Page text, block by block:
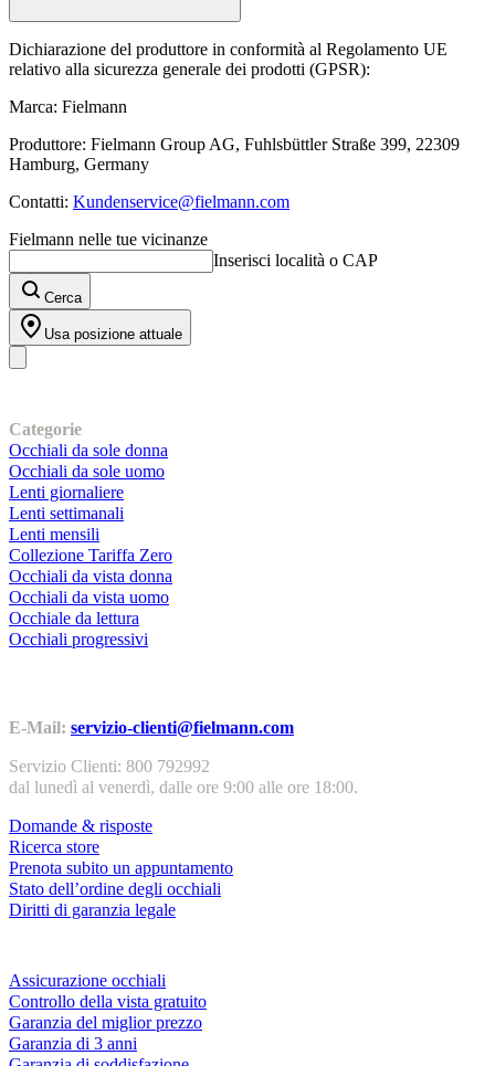
Dichiarazione del produttore in conformità al Regolamento UE
relativo alla sicurezza generale dei prodotti (GPSR):
Marca: Fielmann
Produttore: Fielmann Group AG, Fuhlsbüttler Straße 399, 22309
Hamburg, Germany
Contatti: Kundenservice@fielmann.com
Fielmann nelle tue vicinanze
Inserisci località o CAP
Cerca
Usa posizione attuale
Categorie
Occhiali da sole donna
Occhiali da sole uomo
Lenti giornaliere
Lenti settimanali
Lenti mensili
Collezione Tariffa Zero
Occhiali da vista donna
Occhiali da vista uomo
Occhiale da lettura
Occhiali progressivi
E-Mail: servizio-clienti@fielmann.com
Servizio Clienti: 800 792992
dal lunedì al venerdì, dalle ore 9:00 alle ore 18:00.
Domande & risposte
Ricerca store
Prenota subito un appuntamento
Stato dell’ordine degli occhiali
Diritti di garanzia legale
Assicurazione occhiali
Controllo della vista gratuito
Garanzia del miglior prezzo
Garanzia di 3 anni